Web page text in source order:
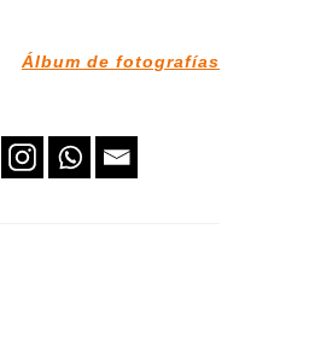
Álbum de fotografías